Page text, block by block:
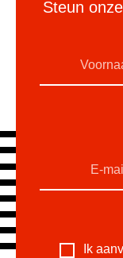
Steun
Ik